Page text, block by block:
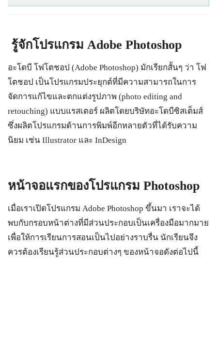
รู้จักโปรแกรม Adobe Photoshop
อะโดบี โฟโตชอป (Adobe Photoshop) มักเรียกสั้นๆ ว่า โฟ
โตชอป เป็นโปรแกรมประยุกต์ที่มีความสามารถในการ
จัดการแก้ไขและตกแต่งรูปภาพ (photo editing and
retouching) แบบแรสเตอร์ ผลิตโดยบริษัทอะโดบีซิสเต็มส์
ซึ่งผลิตโปรแกรมด้านการพิมพ์อีกหลายตัวที่ได้รับความ
นิยม เช่น Illustrator และ InDesign
หน้าจอแรกของโปรแกรม Photoshop
เมื่อเราเปิดโปรแกรม Adobe Photoshop ขึ้นมา เราจะได้
พบกับกรอบหน้าต่างที่มีส่วนประกอบเป็นเครื่องมือมากมาย
เพื่อให้การเรียนการสอนเป็นไปอย่างราบรื่น นักเรียนจึง
ควรต้องเรียนรู้ส่วนประกอบต่างๆ ของหน้าจอดังต่อไปนี้